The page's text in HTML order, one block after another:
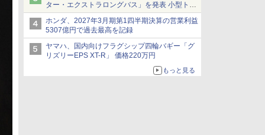
ター・エクストラロングバス」を発表 小型トラ
ックベースの観光・旅客輸送向けバス
ホンダ、2027年3月期第1四半期決算の営業利益
5307億円で過去最高を記録
ヤマハ、国内向けフラグシップ四輪バギー「グ
リズリーEPS XT-R」 価格220万円
もっと見る